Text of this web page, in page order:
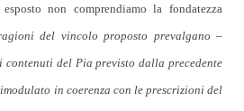
non comprendiamo la fondatezza
agioni del vincolo proposto prevalgano –
contenuti del Pia previsto dalla precedente
in coerenza con le prescrizioni del